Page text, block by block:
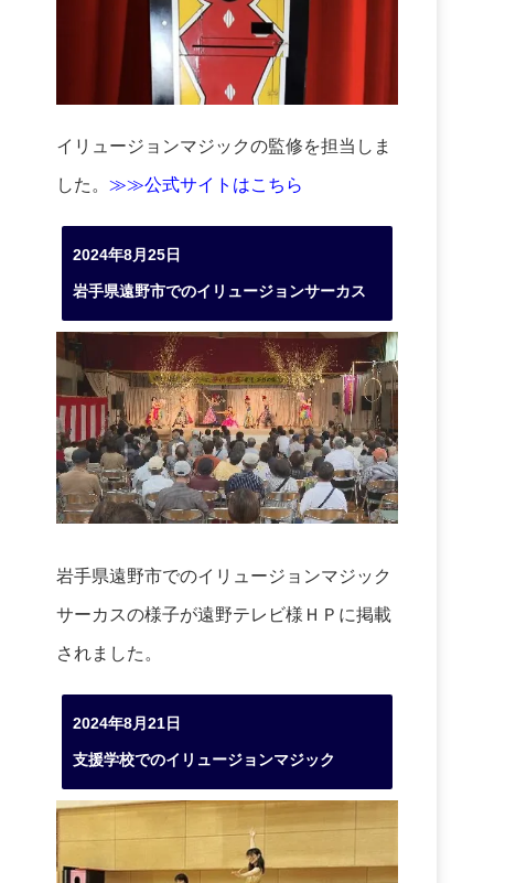
イリュージョンマジックの監修を担当しま
した。 ≫≫公式サイトはこちら
2024年8月25日
岩手県遠野市でのイリュージョンサーカス
岩手県遠野市でのイリュージョンマジック
サーカスの様子が遠野テレビ様ＨＰに掲載
されました。
2024年8月21日
支援学校でのイリュージョンマジック